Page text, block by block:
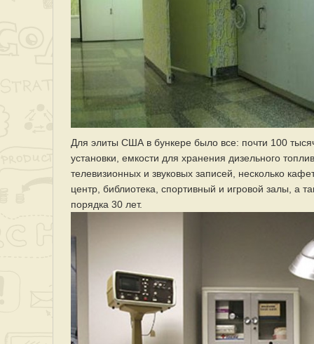
Для элиты США в бункере было все: почти 100
установки, емкости для хранения дизельного
телевизионных и звуковых записей, несколько
центр, библиотека, спортивный и игровой залы,
порядка 30 лет.